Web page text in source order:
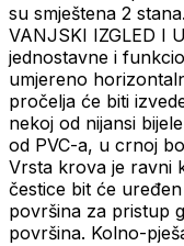
su smještena 2
VANJSKI IZGLED I
jednostavne i
umjereno
pročelja će biti
nekoj od nijansi
od PVC-a, u crnoj
Vrsta krova je ravni
čestice bit će
površina za pristup
površina. Kolno-